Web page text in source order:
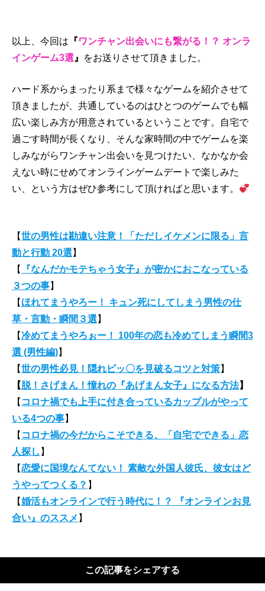
以上、今回は 『ワンチャン出会いにも繋がる！？ オンラ
インゲーム3選 』 をお送りさせて頂きました。
ハード系からまったり系まで様々なゲームを紹介させて
頂きましたが、共通しているのはひとつのゲームでも幅
広い楽しみ方が用意されているということです。自宅で
過ごす時間が長くなり、そんな家時間の中でゲームを楽
しみながらワンチャン出会いを見つけたい、なかなか会
えない時にせめてオンラインゲームデートで楽しみた
い、という方はぜひ参考にして頂ければと思います。
【世の男性は勘違い注意！「ただしイケメンに限る」言
動と行動 20選 】
【
『なんだかモテちゃう女子』が密かにおこなっている
３つの事】
【 ほれてまうやろー！ キュン死にしてしまう男性の仕
草・言動・瞬間３選 】
【冷めてまうやろぉー！ 100年の恋も冷めてしまう瞬間3
選 (男性編)】
【世の男性必見！隠れビッ〇を見破るコツと対策】
【脱！さげまん！憧れの『あげまん女子』になる方法】
【 コロナ禍でも上手に付き合っているカップルがやって
いる4つの事】
【 コロナ禍の今だからこそできる、「自宅でできる」恋
人探し 】
【恋愛に国境なんてない！ 素敵な外国人彼氏、彼女はど
うやってつくる？ 】
【婚活もオンラインで行う時代に！？ 『オンラインお見
合い』のススメ 】
この記事をシェアする